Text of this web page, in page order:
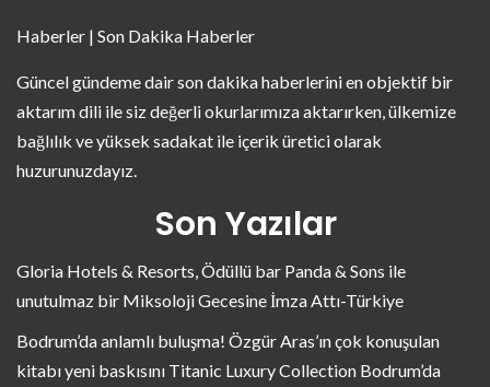
Haberler | Son Dakika Haberler
Güncel gündeme dair son dakika haberlerini en objektif bir
aktarım dili ile siz değerli okurlarımıza aktarırken, ülkemize
bağlılık ve yüksek sadakat ile içerik üretici olarak
huzurunuzdayız.
Son Yazılar
Gloria Hotels & Resorts, Ödüllü bar Panda & Sons ile
unutulmaz bir Miksoloji Gecesine İmza Attı-Türkiye
Bodrum’da anlamlı buluşma! Özgür Aras’ın çok konuşulan
kitabı yeni baskısını Titanic Luxury Collection Bodrum’da